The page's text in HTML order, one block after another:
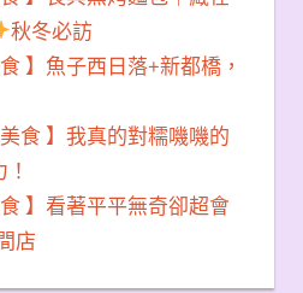
秋冬必訪
】魚子西日落+新都橋，
食 】我真的對糯嘰嘰的
】看著平平無奇卻超會
店